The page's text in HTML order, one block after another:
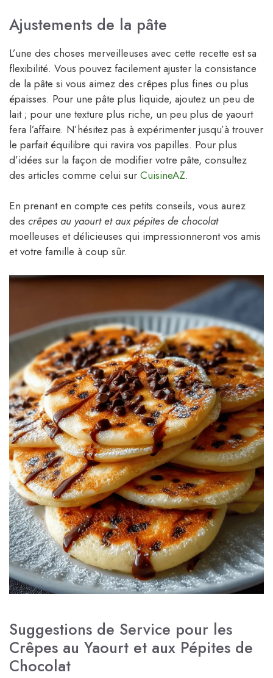
Ajustements de la pâte
L’une des choses merveilleuses avec cette recette est sa
flexibilité. Vous pouvez facilement ajuster la consistance
de la pâte si vous aimez des crêpes plus fines ou plus
épaisses. Pour une pâte plus liquide, ajoutez un peu de
lait ; pour une texture plus riche, un peu plus de yaourt
fera l’affaire. N’hésitez pas à expérimenter jusqu’à trouver
le parfait équilibre qui ravira vos papilles. Pour plus
d’idées sur la façon de modifier votre pâte, consultez
des articles comme celui sur CuisineAZ.
En prenant en compte ces petits conseils, vous aurez
des crêpes au yaourt et aux pépites de chocolat
moelleuses et délicieuses qui impressionneront vos amis
et votre famille à coup sûr.
Suggestions de Service pour les
Crêpes au Yaourt et aux Pépites de
Chocolat